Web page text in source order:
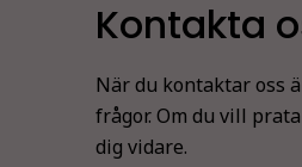
Kontakta
När du kontaktar oss
frågor. Om du vill
dig vidare.